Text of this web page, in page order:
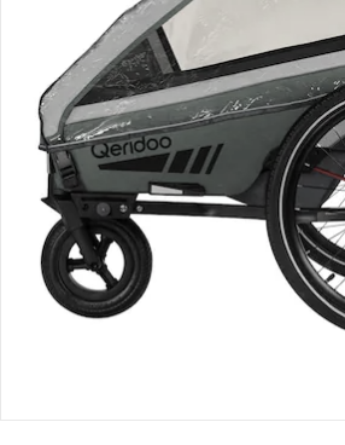
Retoure & Reklamation
Gutscheine & Aktionen
Kontakt & Service